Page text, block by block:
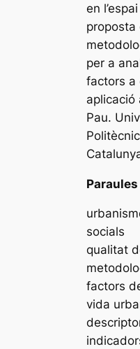
en
proposta
per a
factors a
aplicació
Pau.
socials
qualitat
factors
vida